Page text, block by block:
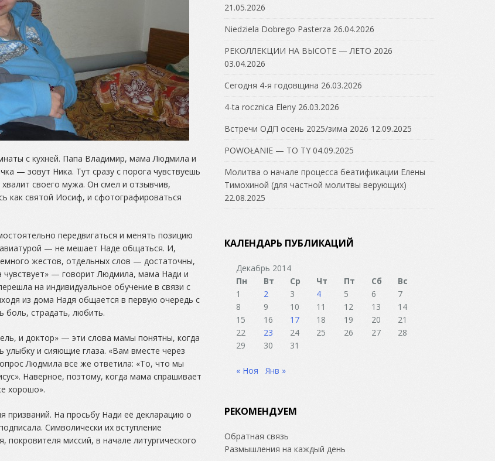
с кухней. Папа Владимир, мама Людмила и
— зовут Ника. Тут сразу с порога чувствуешь
своего мужа. Он смел и отзывчив,
как святой Иосиф, и сфотографироваться
передвигаться и менять позицию
— не мешает Наде общаться. И,
жестов, отдельных слов — достаточны,
— говорит Людмила, мама Нади и
на индивидуальное обучение в связи с
из дома Надя общается в первую очередь с
боль, страдать, любить.
и доктор» — эти слова мамы понятны, когда
и сияющие глаза. «Вам вместе через
Людмила все же ответила: «То, что мы
Наверное, поэтому, когда мама спрашивает
хорошо».
На просьбу Нади её декларацию о
Символически их вступление
покровителя миссий, в начале литургического
21.05.2026
Niedziela Dobrego Pasterza 26.04.2026
РЕКОЛЛЕКЦИИ НА ВЫСОТЕ — ЛЕТО 2026
03.04.2026
Сегодня 4-я годовщина 26.03.2026
4-ta rocznica Eleny 26.03.2026
Встречи ОДП осень 2025/зима 2026 12.09.2025
POWOŁANIE — TO TY 04.09.2025
Молитва о начале процесса беатификации Елены
Тимохиной (для частной молитвы верующих)
22.08.2025
КАЛЕНДАРЬ ПУБЛИКАЦИЙ
Декабрь 2014
Пн
Вт Ср Чт Пт Сб
Вс
1
2 3 4 5 6
7
8
9 10 11 12 13
14
15
16 17 18 19 20
21
22
23 24 25 26 27
28
29
30 31
« Ноя Янв »
РЕКОМЕНДУЕМ
Обратная связь
Размышления на каждый день